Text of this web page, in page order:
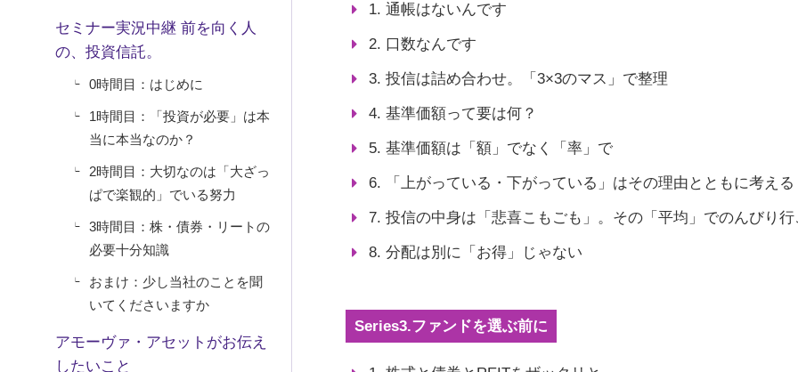
セミナー実況中継 前を向く人
の、投資信託。
0時間目：はじめに
1時間目：「投資が必要」は本
当に本当なのか？
2時間目：大切なのは「大ざっ
ぱで楽観的」でいる努力
3時間目：株・債券・リートの
必要十分知識
おまけ：少し当社のことを聞
いてくださいますか
アモーヴァ・アセットがお伝え
したいこと
1. 通帳はないんです
2. 口数なんです
3. 投信は詰め合わせ。「3×3のマス」で整理
4. 基準価額って要は何？
5. 基準価額は「額」でなく「率」で
6. 「上がっている・下がっている」はその理由とともに考える
7. 投信の中身は「悲喜こもごも」。その「平均」でのんびり行
8. 分配は別に「お得」じゃない
Series3.ファンドを選ぶ前に